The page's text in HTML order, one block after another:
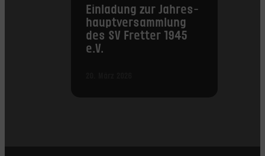
Einladung zur Jahres­
haupt­versammlung
des SV Fretter 1945
e.V.